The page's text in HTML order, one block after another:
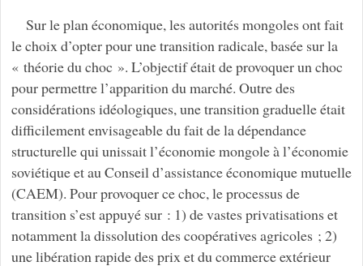
Sur le plan économique, les autorités mongoles ont fait
le choix d’opter pour une transition radicale, basée sur la
« théorie du choc ». L’objectif était de provoquer un choc
pour permettre l’apparition du marché. Outre des
considérations idéologiques, une transition graduelle était
difficilement envisageable du fait de la dépendance
structurelle qui unissait l’économie mongole à l’économie
soviétique et au Conseil d’assistance économique mutuelle
(CAEM). Pour provoquer ce choc, le processus de
transition s’est appuyé sur : 1) de vastes privatisations et
notamment la dissolution des coopératives agricoles ; 2)
une libération rapide des prix et du commerce extérieur